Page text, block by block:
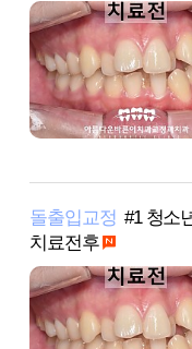
돌출입교정 #1 청소
치료전후